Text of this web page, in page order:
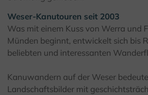
Weser-Kanutouren seit 2003
Was mit einem Kuss von Werra und
Münden beginnt, entwickelt sich bis
beliebten und interessanten
Kanuwandern auf der Weser
Landschaftsbilder mit